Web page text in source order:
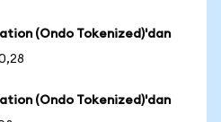
(Ondo Tokenized)'dan
(Ondo Tokenized)'dan